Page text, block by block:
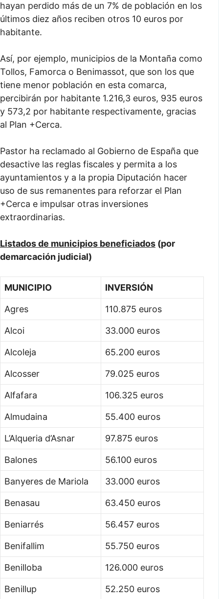
hayan perdido más de un 7% de población en los
últimos diez años reciben otros 10 euros por
habitante.
Así, por ejemplo, municipios de la Montaña como
Tollos, Famorca o Benimassot, que son los que
tiene menor población en esta comarca,
percibirán por habitante 1.216,3 euros, 935 euros
y 573,2 por habitante respectivamente, gracias
al Plan +Cerca.
Pastor ha reclamado al Gobierno de España que
desactive las reglas fiscales y permita a los
ayuntamientos y a la propia Diputación hacer
uso de sus remanentes para reforzar el Plan
+Cerca e impulsar otras inversiones
extraordinarias.
Listados de municipios beneficiados (por
demarcación judicial)
MUNICIPIO INVERSIÓN
Agres 110.875 euros
Alcoi 33.000 euros
Alcoleja 65.200 euros
Alcosser 79.025 euros
Alfafara 106.325 euros
Almudaina 55.400 euros
L’Alqueria d’Asnar 97.875 euros
Balones 56.100 euros
Banyeres de Mariola 33.000 euros
Benasau 63.450 euros
Beniarrés 56.457 euros
Benifallim 55.750 euros
Benilloba 126.000 euros
Benillup 52.250 euros